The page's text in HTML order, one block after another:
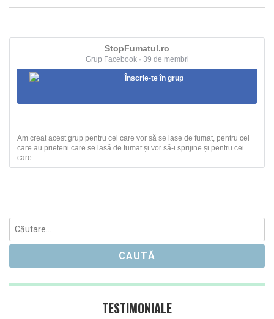
StopFumatul.ro
Grup Facebook · 39 de membri
Înscrie-te în grup
Am creat acest grup pentru cei care vor să se lase de fumat, pentru cei
care au prieteni care se lasă de fumat și vor să-i sprijine și pentru cei
care...
Caută
după:
TESTIMONIALE